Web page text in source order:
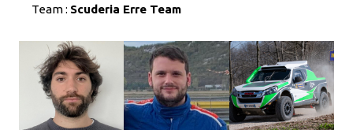
Team : Scuderia Erre Team